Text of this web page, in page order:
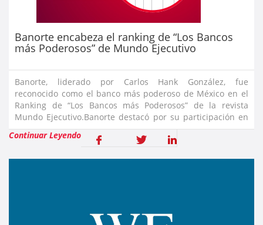
Banorte encabeza el ranking de “Los Bancos
más Poderosos” de Mundo Ejecutivo
Banorte, liderado por Carlos Hank González, fue
reconocido como el banco más poderoso de México en el
Ranking de “Los Bancos más Poderosos” de la revista
Mundo Ejecutivo.Banorte destacó por su participación en
el mercado crediticio y el crecimiento de sus activos, con
un enfoque crecie
Continuar Leyendo